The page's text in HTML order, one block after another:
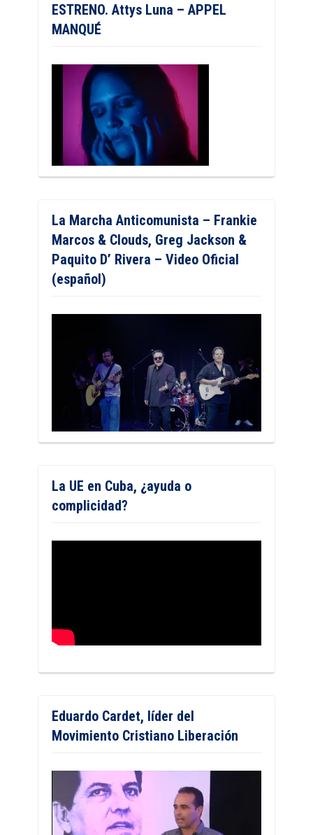
ESTRENO. Attys Luna – APPEL
MANQUÉ
La Marcha Anticomunista – Frankie
Marcos & Clouds, Greg Jackson &
Paquito D’ Rivera – Video Oficial
(español)
La UE en Cuba, ¿ayuda o
complicidad?
Eduardo Cardet, líder del
Movimiento Cristiano Liberación